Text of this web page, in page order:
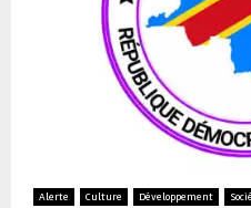
Alerte Culture Développement